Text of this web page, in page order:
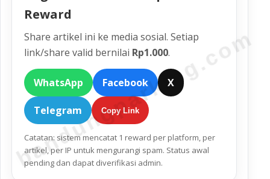
Reward
Share artikel ini ke media sosial. Setiap
link/share valid bernilai Rp1.000.
WhatsApp Facebook X
Telegram Copy Link
Catatan: sistem mencatat 1 reward per platform, per
artikel, per IP untuk mengurangi spam. Status awal
pending dan dapat diverifikasi admin.
bandungparking.com